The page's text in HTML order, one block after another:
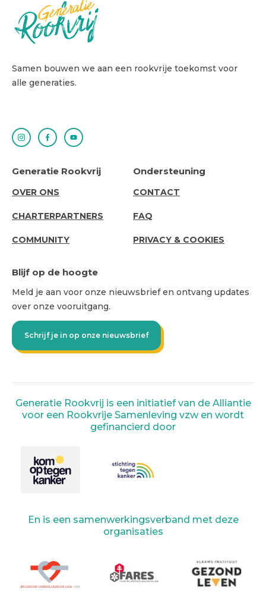
Samen bouwen we aan een rookvrije toekomst voor
alle generaties.
Generatie Rookvrij
ABOUT
US
OVER ONS
CHARTERPARTNERS
COMMUNITY
Ondersteuning
SUPPORT
CONTACT
FAQ
PRIVACY & COOKIES
Blijf op de hoogte
Meld je aan voor onze nieuwsbrief en ontvang updates
over onze vooruitgang.
Schrijf je in op onze nieuwsbrief
Generatie Rookvrij is een initiatief van de Alliantie
voor een Rookvrije Samenleving vzw en wordt
gefinancierd door
En is een samenwerkingsverband met deze
organisaties